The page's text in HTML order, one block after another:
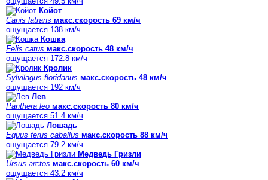
Койот
Canis latrans макс.скорость 69 км/ч
ощущается 138 км/ч
Кошка
Felis catus макс.скорость 48 км/ч
ощущается 172.8 км/ч
Кролик
Sylvilagus floridanus макс.скорость 48 км/ч
ощущается 192 км/ч
Лев
Panthera leo макс.скорость 80 км/ч
ощущается 51.4 км/ч
Лошадь
Equus ferus caballus макс.скорость 88 км/ч
ощущается 79.2 км/ч
Медведь Гризли
Ursus arctos макс.скорость 60 км/ч
ощущается 43.2 км/ч